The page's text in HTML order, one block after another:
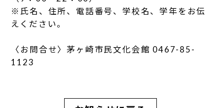
※氏名、住所、電話番号、学校名、学年をお伝
えください。
〈お問合せ〉茅ヶ崎市民文化会館 0467-85-
1123